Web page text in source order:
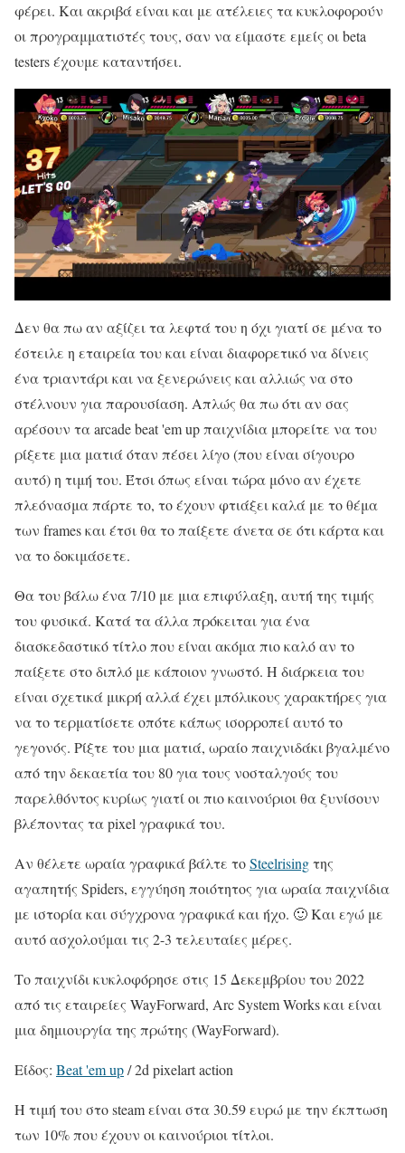
φέρει. Και ακριβά είναι και με ατέλειες τα κυκλοφορούν
οι προγραμματιστές τους, σαν να είμαστε εμείς οι beta
testers έχουμε καταντήσει.
Δεν θα πω αν αξίζει τα λεφτά του η όχι γιατί σε μένα το
έστειλε η εταιρεία του και είναι διαφορετικό να δίνεις
ένα τριαντάρι και να ξενερώνεις και αλλιώς να στο
στέλνουν για παρουσίαση. Απλώς θα πω ότι αν σας
αρέσουν τα arcade beat 'em up παιχνίδια μπορείτε να του
ρίξετε μια ματιά όταν πέσει λίγο (που είναι σίγουρο
αυτό) η τιμή του. Έτσι όπως είναι τώρα μόνο αν έχετε
πλεόνασμα πάρτε το, το έχουν φτιάξει καλά με το θέμα
των frames και έτσι θα το παίξετε άνετα σε ότι κάρτα και
να το δοκιμάσετε.
Θα του βάλω ένα 7/10 με μια επιφύλαξη, αυτή της τιμής
του φυσικά. Κατά τα άλλα πρόκειται για ένα
διασκεδαστικό τίτλο που είναι ακόμα πιο καλό αν το
παίξετε στο διπλό με κάποιον γνωστό. Η διάρκεια του
είναι σχετικά μικρή αλλά έχει μπόλικους χαρακτήρες για
να το τερματίσετε οπότε κάπως ισορροπεί αυτό το
γεγονός. Ρίξτε του μια ματιά, ωραίο παιχνιδάκι βγαλμένο
από την δεκαετία του 80 για τους νοσταλγούς του
παρελθόντος κυρίως γιατί οι πιο καινούριοι θα ξυνίσουν
βλέποντας τα pixel γραφικά του.
Αν θέλετε ωραία γραφικά βάλτε τοSteelrisingτης
αγαπητής Spiders, εγγύηση ποιότητος για ωραία παιχνίδια
με ιστορία και σύγχρονα γραφικά και ήχο. 🙂 Και εγώ με
αυτό ασχολούμαι τις 2-3 τελευταίες μέρες.
Το παιχνίδι κυκλοφόρησε στις 15 Δεκεμβρίου του 2022
από τις εταιρείες WayForward, Arc System Works και είναι
μια δημιουργία της πρώτης (WayForward).
Είδος: Beat 'em up/ 2d pixelart action
Η τιμή του στο steam είναι στα 30.59 ευρώ με την έκπτωση
των 10% που έχουν οι καινούριοι τίτλοι.